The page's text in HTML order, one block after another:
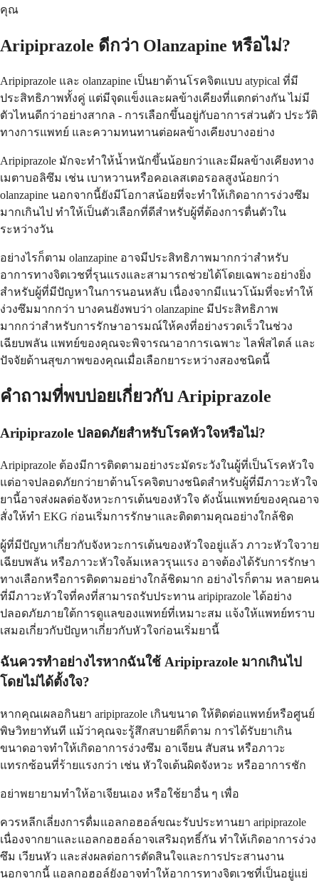
คุณ
Aripiprazole ดีกว่า Olanzapine หรือไม่?
Aripiprazole และ olanzapine เป็นยาต้านโรคจิตแบบ atypical ที่มี
ประสิทธิภาพทั้งคู่ แต่มีจุดแข็งและผลข้างเคียงที่แตกต่างกัน ไม่มี
ตัวไหนดีกว่าอย่างสากล - การเลือกขึ้นอยู่กับอาการส่วนตัว ประวัติ
ทางการแพทย์ และความทนทานต่อผลข้างเคียงบางอย่าง
Aripiprazole มักจะทำให้น้ำหนักขึ้นน้อยกว่าและมีผลข้างเคียงทาง
เมตาบอลิซึม เช่น เบาหวานหรือคอเลสเตอรอลสูงน้อยกว่า
olanzapine นอกจากนี้ยังมีโอกาสน้อยที่จะทำให้เกิดอาการง่วงซึม
มากเกินไป ทำให้เป็นตัวเลือกที่ดีสำหรับผู้ที่ต้องการตื่นตัวใน
ระหว่างวัน
อย่างไรก็ตาม olanzapine อาจมีประสิทธิภาพมากกว่าสำหรับ
อาการทางจิตเวชที่รุนแรงและสามารถช่วยได้โดยเฉพาะอย่างยิ่ง
สำหรับผู้ที่มีปัญหาในการนอนหลับ เนื่องจากมีแนวโน้มที่จะทำให้
ง่วงซึมมากกว่า บางคนยังพบว่า olanzapine มีประสิทธิภาพ
มากกว่าสำหรับการรักษาอารมณ์ให้คงที่อย่างรวดเร็วในช่วง
เฉียบพลัน แพทย์ของคุณจะพิจารณาอาการเฉพาะ ไลฟ์สไตล์ และ
ปัจจัยด้านสุขภาพของคุณเมื่อเลือกยาระหว่างสองชนิดนี้
คำถามที่พบบ่อยเกี่ยวกับ Aripiprazole
Aripiprazole ปลอดภัยสำหรับโรคหัวใจหรือไม่?
Aripiprazole ต้องมีการติดตามอย่างระมัดระวังในผู้ที่เป็นโรคหัวใจ
แต่อาจปลอดภัยกว่ายาต้านโรคจิตบางชนิดสำหรับผู้ที่มีภาวะหัวใจ
ยานี้อาจส่งผลต่อจังหวะการเต้นของหัวใจ ดังนั้นแพทย์ของคุณอาจ
สั่งให้ทำ EKG ก่อนเริ่มการรักษาและติดตามคุณอย่างใกล้ชิด
ผู้ที่มีปัญหาเกี่ยวกับจังหวะการเต้นของหัวใจอยู่แล้ว ภาวะหัวใจวาย
เฉียบพลัน หรือภาวะหัวใจล้มเหลวรุนแรง อาจต้องได้รับการรักษา
ทางเลือกหรือการติดตามอย่างใกล้ชิดมาก อย่างไรก็ตาม หลายคน
ที่มีภาวะหัวใจที่คงที่สามารถรับประทาน aripiprazole ได้อย่าง
ปลอดภัยภายใต้การดูแลของแพทย์ที่เหมาะสม แจ้งให้แพทย์ทราบ
เสมอเกี่ยวกับปัญหาเกี่ยวกับหัวใจก่อนเริ่มยานี้
ฉันควรทำอย่างไรหากฉันใช้ Aripiprazole มากเกินไป
โดยไม่ได้ตั้งใจ?
หากคุณเผลอกินยา aripiprazole เกินขนาด ให้ติดต่อแพทย์หรือศูนย์
พิษวิทยาทันที แม้ว่าคุณจะรู้สึกสบายดีก็ตาม การได้รับยาเกิน
ขนาดอาจทำให้เกิดอาการง่วงซึม อาเจียน สับสน หรือภาวะ
แทรกซ้อนที่ร้ายแรงกว่า เช่น หัวใจเต้นผิดจังหวะ หรืออาการชัก
อย่าพยายามทำให้อาเจียนเอง หรือใช้ยาอื่น ๆ เพื่อ
ควรหลีกเลี่ยงการดื่มแอลกอฮอล์ขณะรับประทานยา aripiprazole
เนื่องจากยาและแอลกอฮอล์อาจเสริมฤทธิ์กัน ทำให้เกิดอาการง่วง
ซึม เวียนหัว และส่งผลต่อการตัดสินใจและการประสานงาน
นอกจากนี้ แอลกอฮอล์ยังอาจทำให้อาการทางจิตเวชที่เป็นอยู่แย่